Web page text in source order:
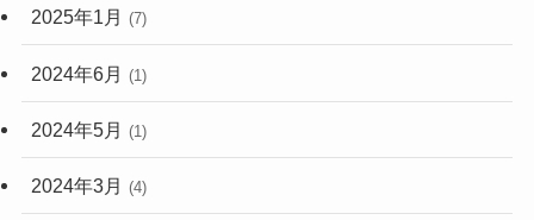
2025年1月 (7)
2024年6月 (1)
2024年5月 (1)
2024年3月 (4)